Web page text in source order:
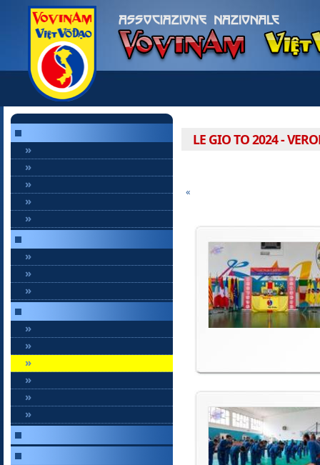
»
»
»
»
»
»
»
»
»
»
»
»
»
»
LE GIO TO 2024 -
«